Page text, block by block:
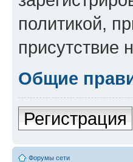
политикой,
присутствие
Общие
Регистрация
Форумы сети